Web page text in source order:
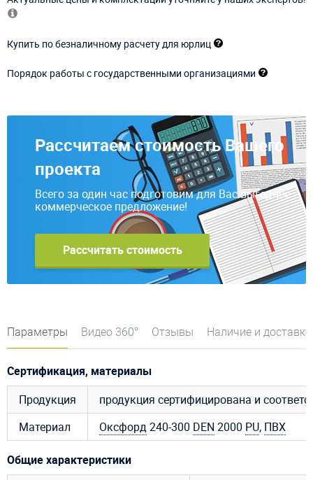
Купить по безналичному расчету для юрлиц
Порядок работы с государственными организациями
Рассчитаем стоимость Вашего
проекта
Всего за один час подготовим для Вас выгодное
коммерческое предложение!
Рассчитать стоимость
Параметры Видео 360° Отзывы Наличие и доставка
Сертификация, материалы
Продукция
продукция сертифицирована и
Материал
Оксфорд240-300 DEN 2000 PU, ПВХ
Общие характеристики